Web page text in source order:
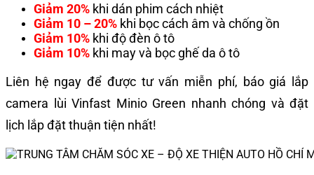
Giảm 20% khi dán phim cách nhiệt
Giảm 10 – 20% khi bọc cách âm và chống ồn
Giảm 10% khi độ đèn ô tô
Giảm 10% khi may và bọc ghế da ô tô
Liên hệ ngay để được tư vấn miễn phí, báo giá lắp
camera lùi Vinfast Minio Green nhanh chóng và đặt
lịch lắp đặt thuận tiện nhất!